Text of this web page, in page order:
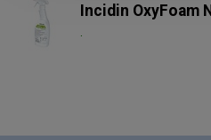
Incidin OxyFoam
.